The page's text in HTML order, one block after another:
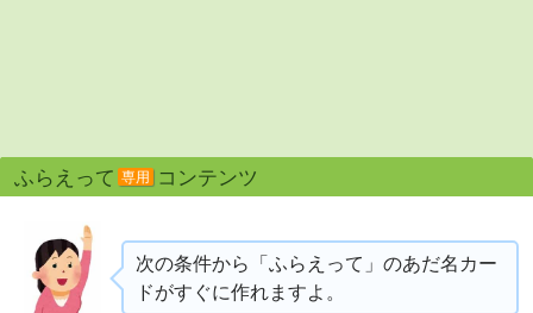
ふらえって 専用 コンテンツ
次の条件から「ふらえって」のあだ名カー
ドがすぐに作れますよ。